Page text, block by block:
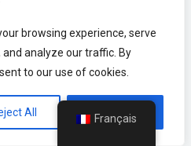
browsing experience, serve
analyze our traffic. By
to our use of cookies.
All Accept All
Français